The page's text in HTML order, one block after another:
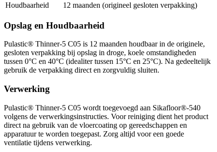
Houdbaarheid
12 maanden (origineel gesloten verpakking)
Opslag en Houdbaarheid
Pulastic® Thinner-5 C05 is 12 maanden houdbaar in de originele,
gesloten verpakking bij opslag in droge, koele omstandigheden
tussen 0°C en 40°C (idealiter tussen 15°C en 25°C). Na gedeeltelijk
gebruik de verpakking direct en zorgvuldig sluiten.
Verwerking
Pulastic® Thinner-5 C05 wordt toegevoegd aan Sikafloor®-540
volgens de verwerkingsinstructies. Voor reiniging dient het product
direct na gebruik van de vloercoating op gereedschappen en
apparatuur te worden toegepast. Zorg altijd voor een goede
ventilatie tijdens verwerking.